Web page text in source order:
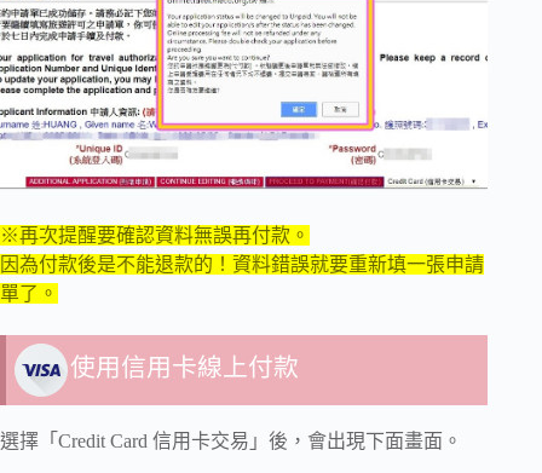
※再次提醒要確認資料無誤再付款。
因為付款後是不能退款的！資料錯誤就要重新填一張申請
單了。
使用信用卡線上付款
選擇「Credit Card 信用卡交易」後，會出現下面畫面。